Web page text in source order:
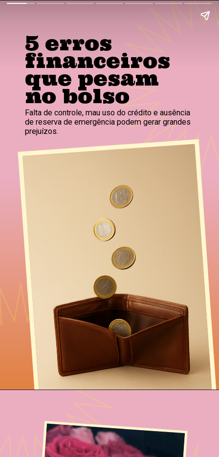
5 erros
financeiros
que pesam
no bolso
Falta de controle, mau uso do crédito e ausência
de reserva de emergência podem gerar grandes
prejuízos.